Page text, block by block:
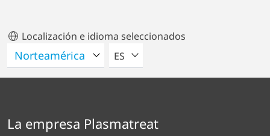
Localización e idioma seleccionados
POR FAVOR SELECCIONE UN
ES
La empresa Plasmatreat